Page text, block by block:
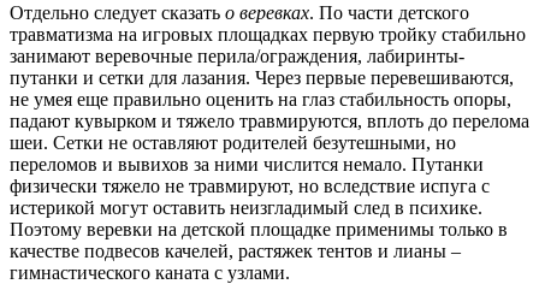
Отдельно следует сказать о веревках. По части детского
травматизма на игровых площадках первую тройку стабильно
занимают веревочные перила/ограждения, лабиринты-
путанки и сетки для лазания. Через первые перевешиваются,
не умея еще правильно оценить на глаз стабильность опоры,
падают кувырком и тяжело травмируются, вплоть до перелома
шеи. Сетки не оставляют родителей безутешными, но
переломов и вывихов за ними числится немало. Путанки
физически тяжело не травмируют, но вследствие испуга с
истерикой могут оставить неизгладимый след в психике.
Поэтому веревки на детской площадке применимы только в
качестве подвесов качелей, растяжек тентов и лианы –
гимнастического каната с узлами.